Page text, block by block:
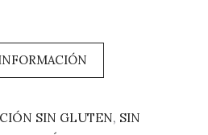
SIN GLUTEN, SIN